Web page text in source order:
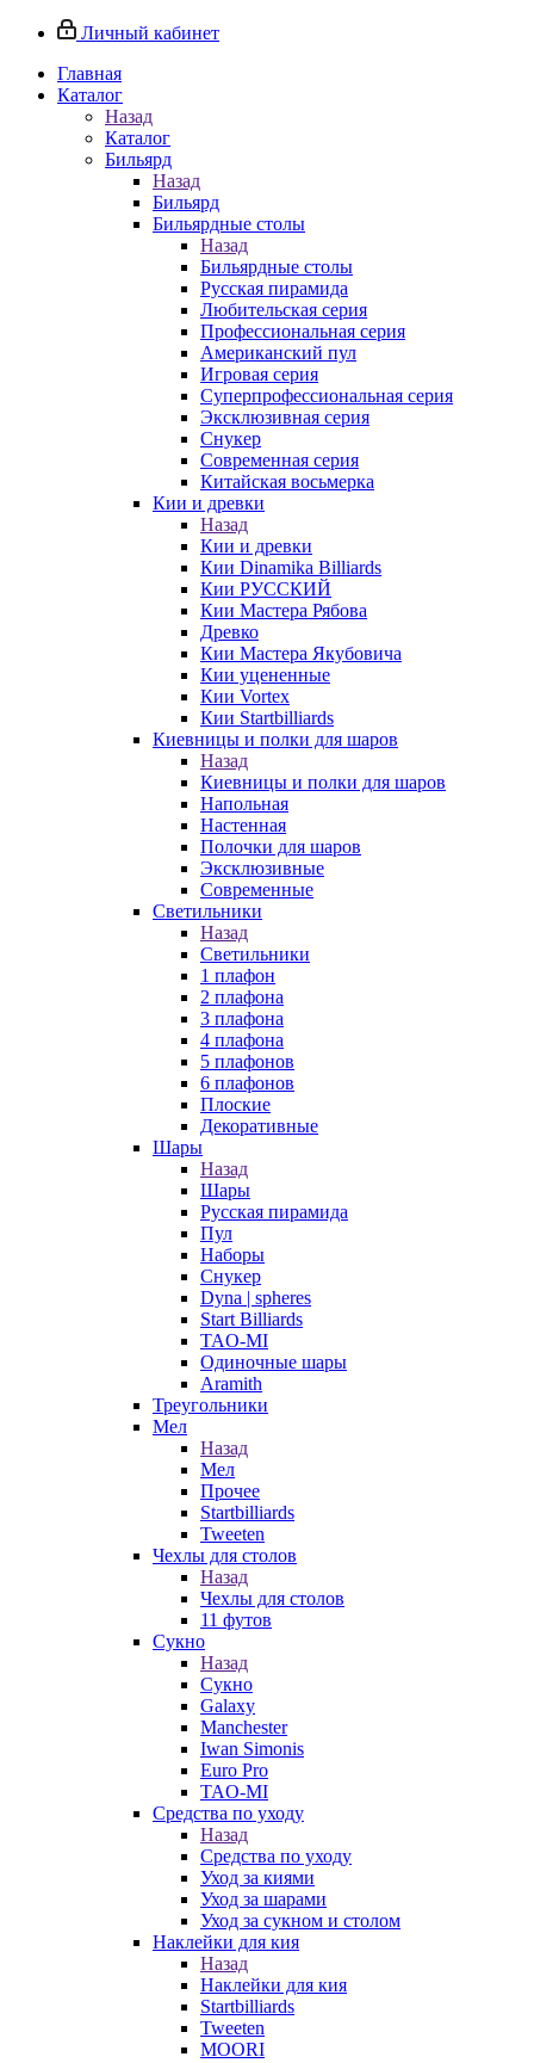
Личный кабинет
Главная
Каталог
Назад
Каталог
Бильярд
Назад
Бильярд
Бильярдные столы
Назад
Бильярдные столы
Русская пирамида
Любительская серия
Профессиональная серия
Американский пул
Игровая серия
Суперпрофессиональная серия
Эксклюзивная серия
Снукер
Современная серия
Китайская восьмерка
Кии и древки
Назад
Кии и древки
Кии Dinamika Billiards
Кии РУССКИЙ
Кии Мастера Рябова
Древко
Кии Мастера Якубовича
Кии уцененные
Кии Vortex
Кии Startbilliards
Киевницы и полки для шаров
Назад
Киевницы и полки для шаров
Напольная
Настенная
Полочки для шаров
Эксклюзивные
Современные
Светильники
Назад
Светильники
1 плафон
2 плафона
3 плафона
4 плафона
5 плафонов
6 плафонов
Плоские
Декоративные
Шары
Назад
Шары
Русская пирамида
Пул
Наборы
Снукер
Dyna | spheres
Start Billiards
TAO-MI
Одиночные шары
Aramith
Треугольники
Мел
Назад
Мел
Прочее
Startbilliards
Tweeten
Чехлы для столов
Назад
Чехлы для столов
11 футов
Сукно
Назад
Сукно
Galaxy
Manchester
Iwan Simonis
Euro Pro
TAO-MI
Средства по уходу
Назад
Средства по уходу
Уход за киями
Уход за шарами
Уход за сукном и столом
Наклейки для кия
Назад
Наклейки для кия
Startbilliards
Tweeten
MOORI